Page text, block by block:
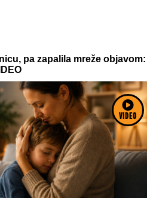
VIDEO
pre nego što stigne na
skoro niko ne planira